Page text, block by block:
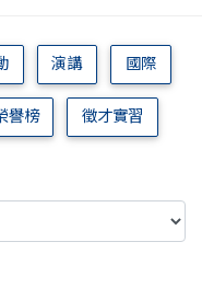
演講 國際
譽榜 徵才實習